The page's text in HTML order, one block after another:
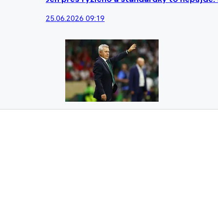
25.06.2026 09:19